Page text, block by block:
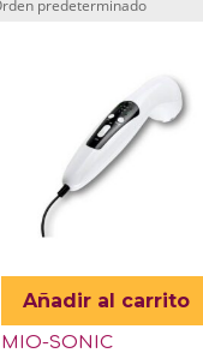
Añadir al carrito
MIO-SONIC